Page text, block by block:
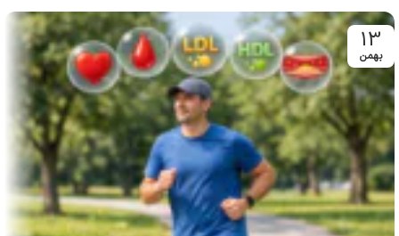
مشخصة ابزارهاي ارزيابي است،
دستورالعمل هاي اين ابزارها
شامل انتخاب، اجرا، و تفسير
آن‏ها سوال‏ هاي بسياري را براي
جستجوي پاسخ ايجاد مي‏ كنند.
13
بهمن